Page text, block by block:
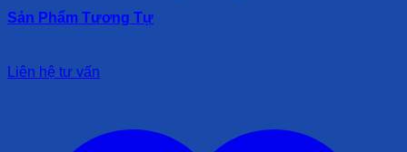
Sản Phẩm Tương Tự
Liên hệ tư vấn